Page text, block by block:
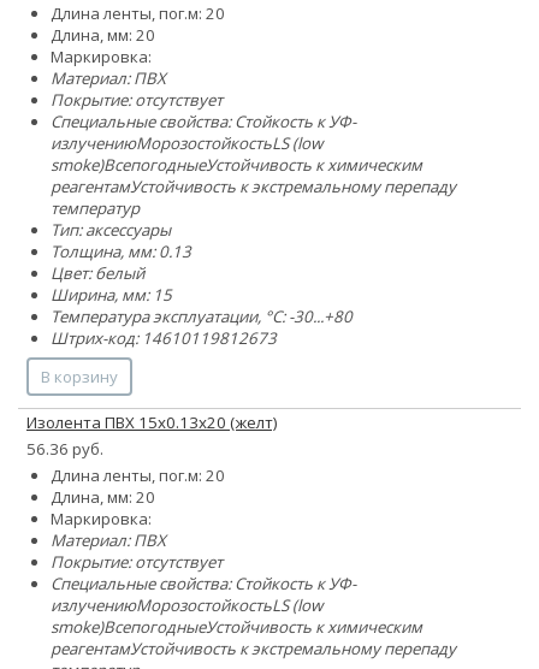
Длина ленты, пог.м: 20
Длина, мм: 20
Маркировка:
Материал: ПВХ
Покрытие: отсутствует
Специальные свойства:Стойкость к УФ-
излучениюМорозостойкостьLS (low
smoke)ВсепогодныеУстойчивость к химическим
реагентамУстойчивость к экстремальному перепаду
температур
Тип: аксессуары
Толщина, мм: 0.13
Цвет: белый
Ширина, мм: 15
Температура эксплуатации, °C: -30...+80
Штрих-код: 14610119812673
В корзину
Изолента ПВХ 15x0.13х20 (желт)
56.36 руб.
Длина ленты, пог.м: 20
Длина, мм: 20
Маркировка:
Материал: ПВХ
Покрытие: отсутствует
Специальные свойства:Стойкость к УФ-
излучениюМорозостойкостьLS (low
smoke)ВсепогодныеУстойчивость к химическим
реагентамУстойчивость к экстремальному перепаду